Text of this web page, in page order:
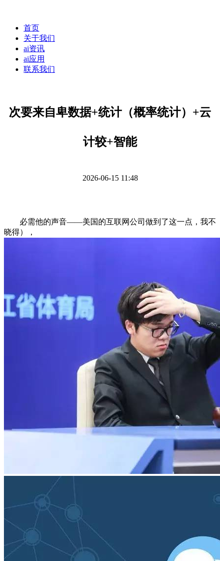
首页
关于我们
ai资讯
ai应用
联系我们
次要来自卑数据+统计（概率统计）+云
计较+智能
2026-06-15 11:48
必需他的声音——美国的互联网公司做到了这一点，我不
晓得），